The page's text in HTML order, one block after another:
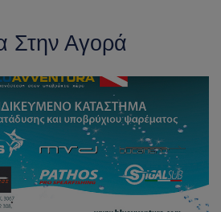
Στην Αγορά